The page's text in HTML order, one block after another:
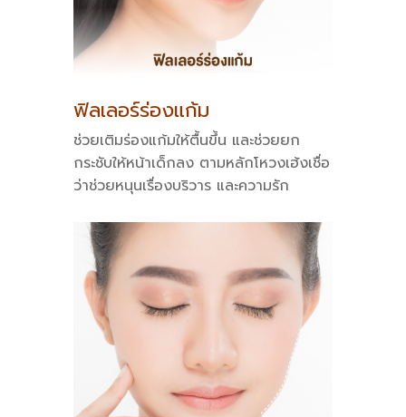
ฟิลเลอร์ร่องแก้ม
ช่วยเติมร่องแก้มให้ตื้นขึ้น และช่วยยก
กระชับให้หน้าเด็กลง ตามหลักโหวงเฮ้งเชื่อ
ว่าช่วยหนุนเรื่องบริวาร และความรัก